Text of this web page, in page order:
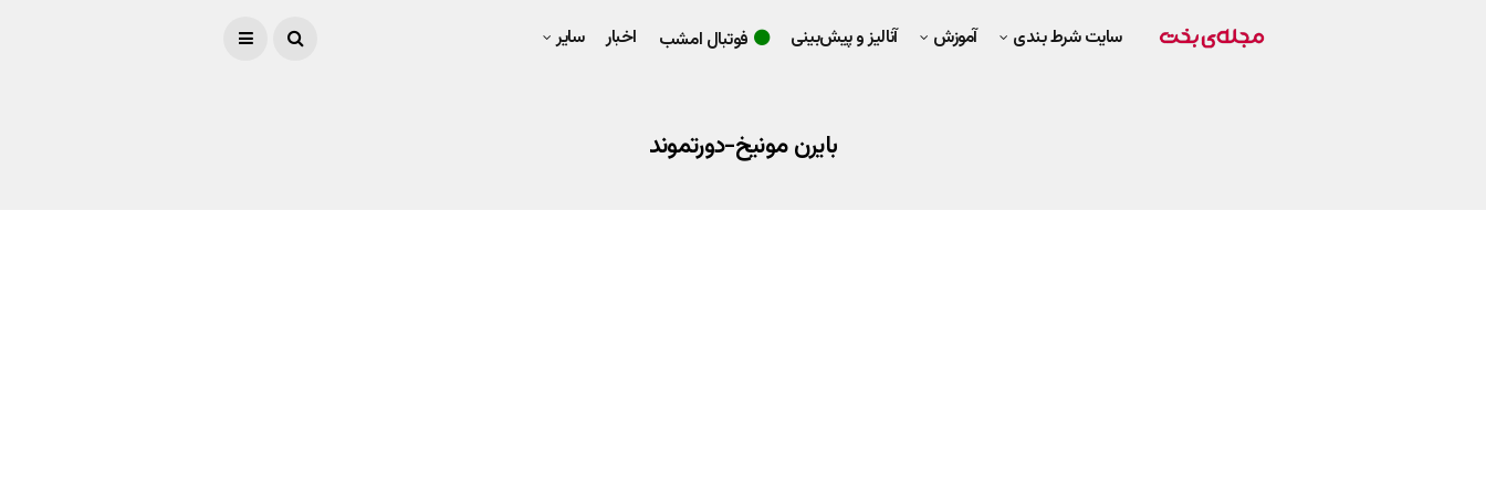
سایت شرط بندی آموزش آنالیز و پیش‌بینی فوتبال امشب اخبار سایر
بایرن مونیخ-دورتموند